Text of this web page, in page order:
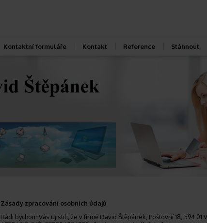
Kontaktní formuláře Kontakt Reference Stáhnout
Zásady zpracování osobních údajů
Rádi bychom Vás ujistili, že v firmě David Štěpánek, Poštovní 18, 594 01